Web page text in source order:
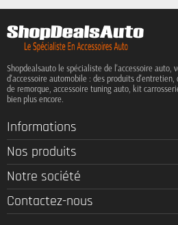
Shopdealsauto le spécialiste de l'accessoire auto,
d'accessoire automobile : des produits d'entretien,
de remorque, accessoire tuning auto, kit
bien plus encore.
Informations
Nos produits
Notre société
Contactez-nous